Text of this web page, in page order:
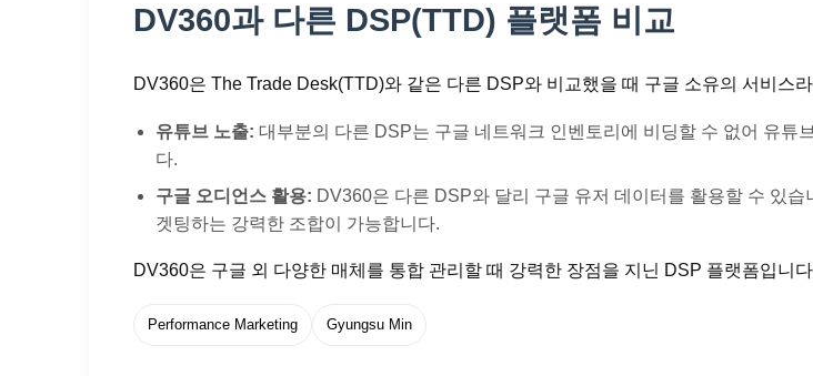
DV360과 다른 DSP(TTD) 플랫폼 비교
DV360은 The Trade Desk(TTD)와 같은 다른 DSP와 비교했을 때 구글 소유의 서비스
유튜브 노출: 대부분의 다른 DSP는 구글 네트워크 인벤토리에 비딩할 수 없어 유튜
다.
구글 오디언스 활용: DV360은 다른 DSP와 달리 구글 유저 데이터를 활용할 수 있
겟팅하는 강력한 조합이 가능합니다.
DV360은 구글 외 다양한 매체를 통합 관리할 때 강력한 장점을 지닌 DSP 플랫폼입니
Performance Marketing Gyungsu Min